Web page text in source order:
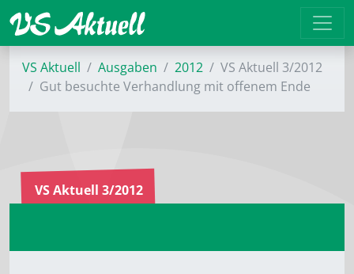
VS Aktuell Ausgaben 2012
VS Aktuell 3/2012
Gut besuchte Verhandlung mit offenem Ende
VS Aktuell 3/2012